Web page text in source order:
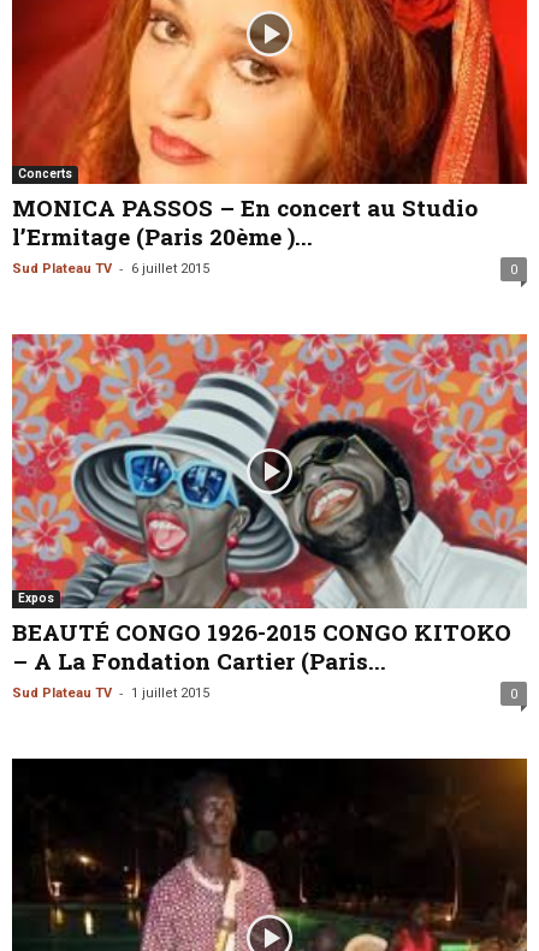
Concerts
MONICA PASSOS – En concert au Studio
l’Ermitage (Paris 20ème )...
Sud Plateau TV - 6 juillet 2015 0
Expos
BEAUTÉ CONGO 1926-2015 CONGO KITOKO
– A La Fondation Cartier (Paris...
Sud Plateau TV - 1 juillet 2015 0